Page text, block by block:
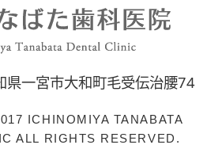
一宮市大和町毛受伝治腰74
ICHINOMIYA TANABATA
ALL RIGHTS RESERVED.